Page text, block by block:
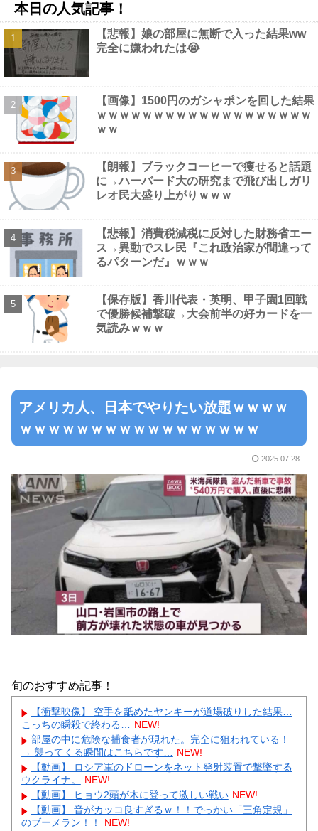
【悲報】中日ドラゴンズ 根尾昂さん他
【動画】 全裸女子のシャワーシーンがYouTubeで見れると話題に
なってしまうｗｗｗｗｗｗ NEW!
【にじ甲2026】イメージより繊細な宇佐美他
【画像】 こういう乳と付き合いたいｗｗｗ
小島大河 .258(213-55) 5本 22打点 OPS.649 ←新人王の可能性ま
だある？他 NEW!
【画像】 Instagram女子さん、がっつりマンスジ写しててエ□すぎ
るｗｗｗｗｗｗ
NEW!
Powered by livedoor 相互RSS
本日の人気記事！
【悲報】娘の部屋に無断で入った結果ww
完全に嫌われたは😭
【画像】1500円のガシャポンを回した結果
ｗｗｗｗｗｗｗｗｗｗｗｗｗｗｗｗｗｗｗ
ｗｗ
【朗報】ブラックコーヒーで痩せると話題
に→ハーバード大の研究まで飛び出しガリ
レオ民大盛り上がりｗｗｗ
【悲報】消費税減税に反対した財務省エー
ス→異動でスレ民『これ政治家が間違って
るパターンだ』ｗｗｗ
【保存版】香川代表・英明、甲子園1回戦
で優勝候補撃破→大会前半の好カードを一
気読みｗｗｗ
アメリカ人、日本でやりたい放題ｗｗｗｗ
ｗｗｗｗｗｗｗｗｗｗｗｗｗｗｗｗｗ
2025.07.28
旬のおすすめ記事！
【衝撃映像】 空手を舐めたヤンキーが道場破りした結果…
こっちの瞬殺で終わる… NEW!
部屋の中に危険な捕食者が現れた。完全に狙われている！
→ 襲ってくる瞬間はこちらです… NEW!
【動画】 ロシア軍のドローンをネット発射装置で撃墜する
ウクライナ。
NEW!
【動画】 ヒョウ2頭が木に登って激しい戦い NEW!
【動画】 音がカッコ良すぎるｗ！！でっかい「三角定規」
のブーメラン！！
NEW!